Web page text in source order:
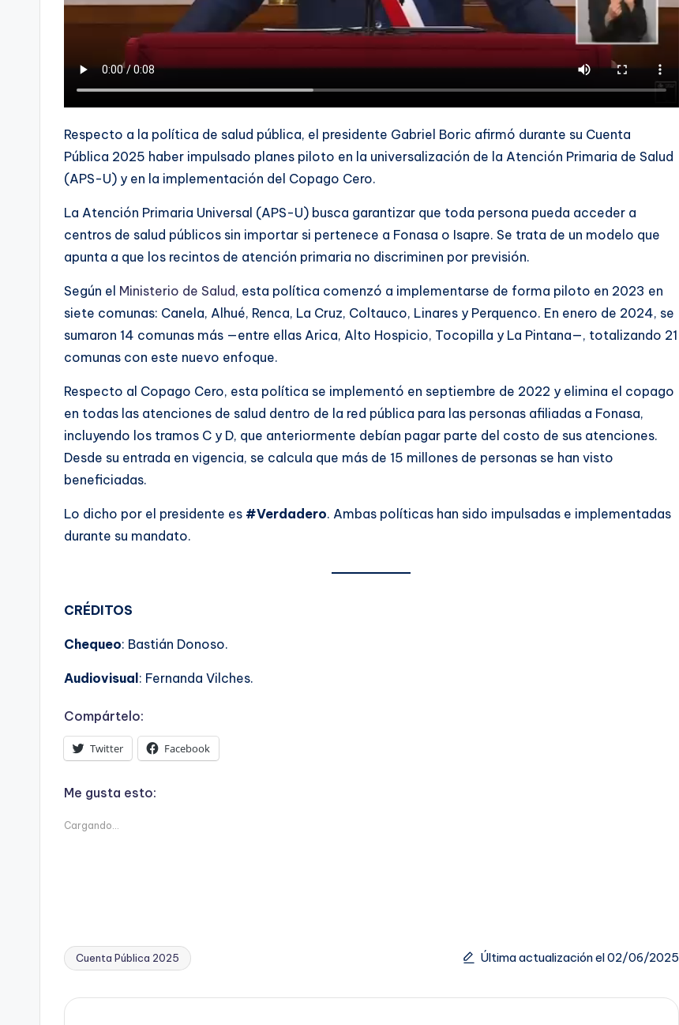
Respecto a la política de salud pública, el presidente Gabriel Boric afirmó durante su Cuenta
Pública 2025 haber impulsado planes piloto en la universalización de la Atención Primaria de Salud
(APS-U) y en la implementación del Copago Cero.
La Atención Primaria Universal (APS-U) busca garantizar que toda persona pueda acceder a
centros de salud públicos sin importar si pertenece a Fonasa o Isapre. Se trata de un modelo que
apunta a que los recintos de atención primaria no discriminen por previsión.
Según el Ministerio de Salud, esta política comenzó a implementarse de forma piloto en 2023 en
siete comunas: Canela, Alhué, Renca, La Cruz, Coltauco, Linares y Perquenco. En enero de 2024, se
sumaron 14 comunas más —entre ellas Arica, Alto Hospicio, Tocopilla y La Pintana—, totalizando 21
comunas con este nuevo enfoque.
Respecto al Copago Cero, esta política se implementó en septiembre de 2022 y elimina el copago
en todas las atenciones de salud dentro de la red pública para las personas afiliadas a Fonasa,
incluyendo los tramos C y D, que anteriormente debían pagar parte del costo de sus atenciones.
Desde su entrada en vigencia, se calcula que más de 15 millones de personas se han visto
beneficiadas.
Lo dicho por el presidente es #Verdadero. Ambas políticas han sido impulsadas e implementadas
durante su mandato.
CRÉDITOS
Chequeo: Bastián Donoso.
Audiovisual : Fernanda Vilches.
Compártelo:
Twitter Facebook
Me gusta esto:
Cargando...
Etiquetas:
Cuenta Pública 2025 Última actualización el 02/06/2025